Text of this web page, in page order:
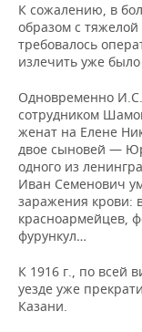
К сожалению, в
образом с тяжелой
требовалось
излечить уже
Одновременно
сотрудником
женат на Елене
двое сыновей —
одного из
Иван Семенович
заражения крови:
красноармейцев,
фурункул…
К 1916 г., по всей
уезде уже
Казани.